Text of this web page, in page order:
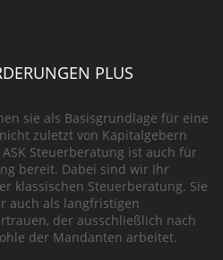
PLUS
sie als Basisgrundlage für eine
zuletzt von Kapitalgebern
Steuerberatung ist auch für
bereit. Dabei sind wir Ihr
klassischen Steuerberatung. Sie
auch als langfristigen
der ausschließlich nach
der Mandanten arbeitet.